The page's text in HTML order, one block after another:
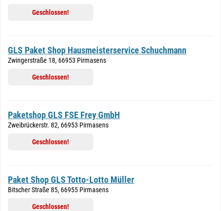
Geschlossen!
GLS Paket Shop Hausmeisterservice Schuchmann
Zwingerstraße 18, 66953 Pirmasens
Geschlossen!
Paketshop GLS FSE Frey GmbH
Zweibrückerstr. 82, 66953 Pirmasens
Geschlossen!
Paket Shop GLS Totto-Lotto Müller
Bitscher Straße 85, 66955 Pirmasens
Geschlossen!